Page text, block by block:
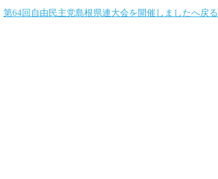
第64回自由民主党島根県連大会を開催しましたへ戻る